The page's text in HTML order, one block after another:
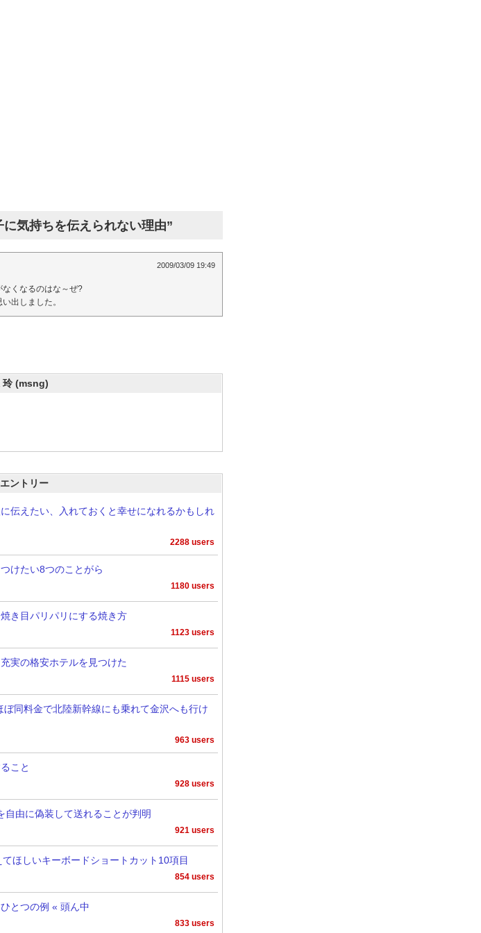
気持ちを伝えられない理由”
2009/03/09 19:49
くなるのはな～ぜ?
出しました。
玲 (msng)
ントリー
伝えたい、入れておくと幸せになれるかもしれ
2288 users
けたい8つのことがら
1180 users
き目パリパリにする焼き方
1123 users
実の格安ホテルを見つけた
1115 users
同料金で北陸新幹線にも乗れて金沢へも行け
963 users
こと
928 users
自由に偽装して送れることが判明
921 users
ほしいキーボードショートカット10項目
854 users
とつの例 « 頭ん中
833 users